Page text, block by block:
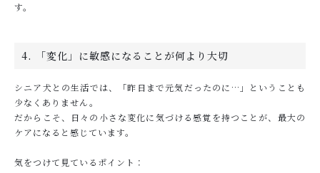
す。
4. 「変化」に敏感になることが何より大切
シニア犬との生活では、「昨日まで元気だったのに…」ということも
少なくありません。
だからこそ、日々の小さな変化に気づける感覚を持つことが、最大の
ケアになると感じています。
気をつけて見ているポイント：